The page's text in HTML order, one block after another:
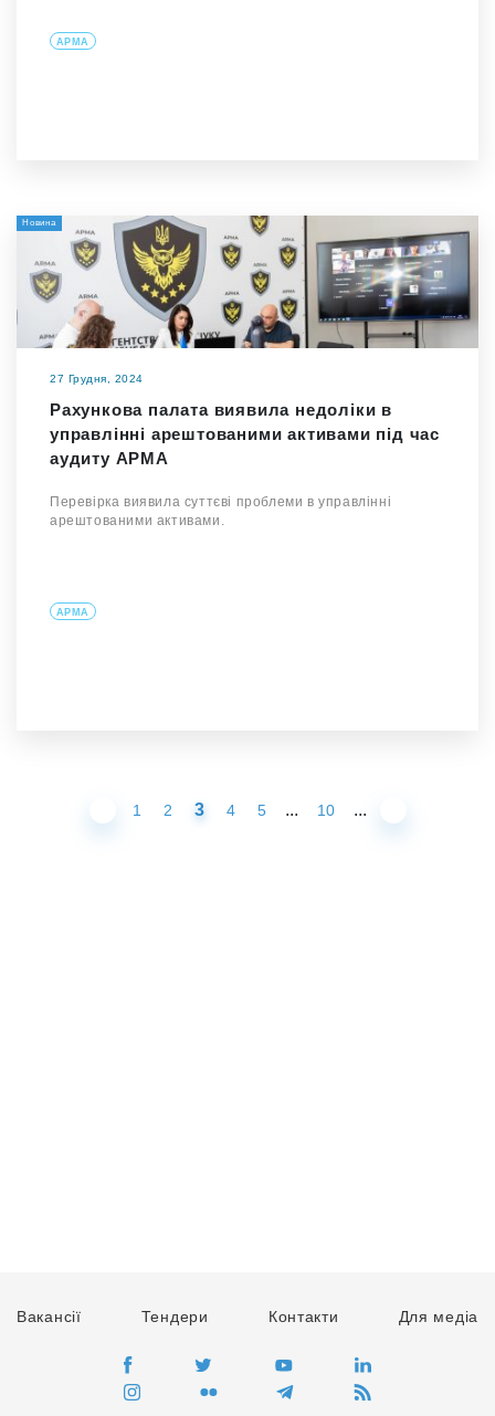
АРМА
Новина
27 Грудня, 2024
Рахункова палата виявила недоліки в
управлінні арештованими активами під час
аудиту АРМА
Перевірка виявила суттєві проблеми в управлінні
арештованими активами.
АРМА
1 2 3 4 5 ... 10 ...
Вакансії Тендери Контакти Для медіа